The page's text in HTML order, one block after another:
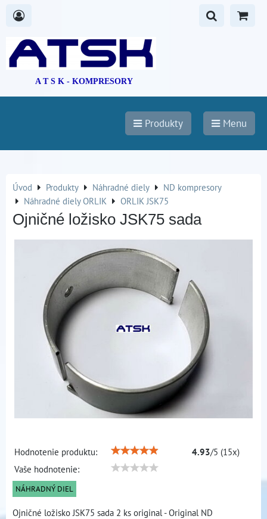
A T S K - KOMPRESORY
Produkty Menu
Úvod Produkty Náhradné diely
ND kompresory
Náhradné diely ORLIK
ORLIK JSK75
Ojničné ložisko JSK75 sada
Hodnotenie produktu: 4.93/5 (15x)
Vaše hodnotenie:
NÁHRADNÝ DIEL
Ojničné ložisko JSK75 sada 2 ks original - Original ND